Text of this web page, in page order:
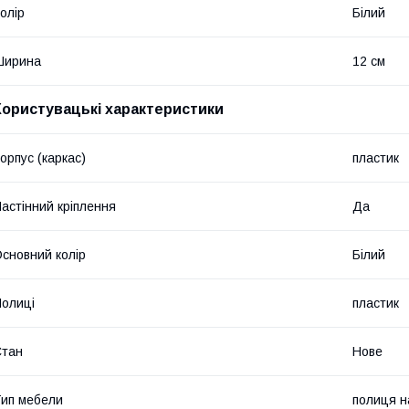
Білий
12 см
характеристики
(каркас) пластик
кріплення Да
колір Білий
пластик
Нове
мебели полиця